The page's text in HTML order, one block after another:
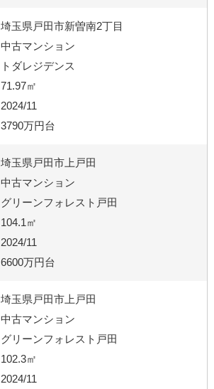
埼玉県戸田市新曽南2丁目
中古マンション
トダレジデンス
71.97㎡
2024/11
3790万円台
埼玉県戸田市上戸田
中古マンション
グリーンフォレスト戸田
104.1㎡
2024/11
6600万円台
埼玉県戸田市上戸田
中古マンション
グリーンフォレスト戸田
102.3㎡
2024/11